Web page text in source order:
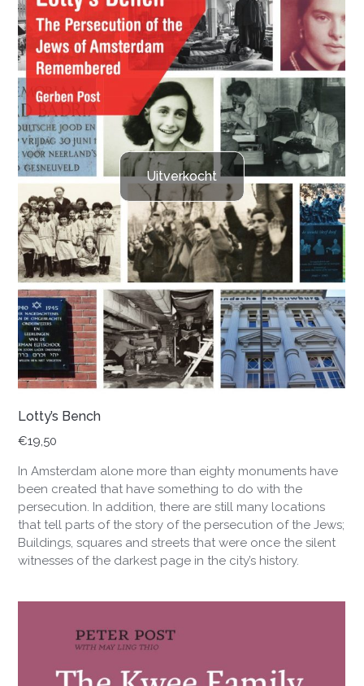
Uitverkocht
Lotty’s Bench
€19,50
In Amsterdam alone more than eighty monuments have
been created that have something to do with the
persecution. In addition, there are still many locations
that tell parts of the story of the persecution of the Jews;
Buildings, squares and streets that were once the silent
witnesses of the darkest page in the city’s history.